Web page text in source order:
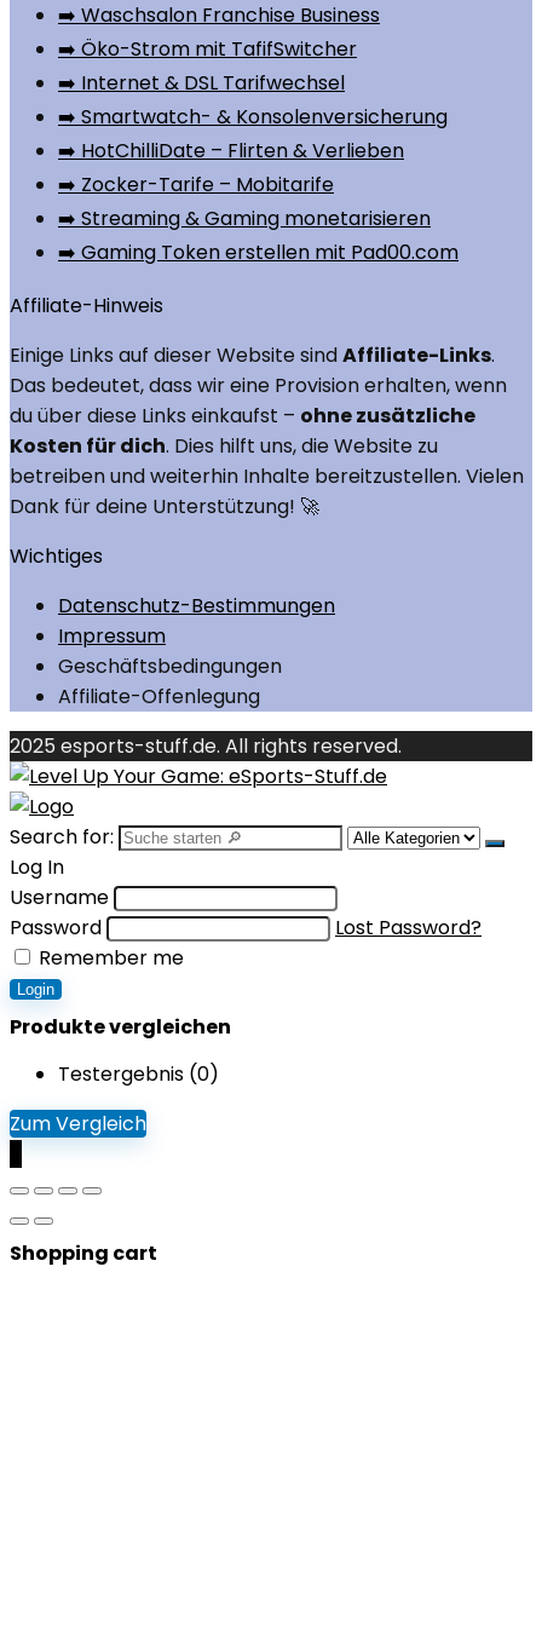
➡️ Waschsalon Franchise Business
➡️ Öko-Strom mit TafifSwitcher
➡️ Internet & DSL Tarifwechsel
➡️ Smartwatch- & Konsolenversicherung
➡️ HotChilliDate – Flirten & Verlieben
➡️ Zocker-Tarife – Mobitarife
➡️ Streaming & Gaming monetarisieren
➡️ Gaming Token erstellen mit Pad00.com
Affiliate-Hinweis
Einige Links auf dieser Website sindAffiliate-Links.
Das bedeutet, dass wir eine Provision erhalten, wenn
du über diese Links einkaufst – ohne zusätzliche
Kosten für dich. Dies hilft uns, die Website zu
betreiben und weiterhin Inhalte bereitzustellen. Vielen
Dank für deine Unterstützung! 🚀
Wichtiges
Datenschutz-Bestimmungen
Impressum
Geschäftsbedingungen
Affiliate-Offenlegung
2025 esports-stuff.de. All rights reserved.
Search for:
Log In
Username
Password
Lost Password?
Remember me
Login
Produkte vergleichen
Testergebnis (0)
Zum Vergleich
Shopping cart